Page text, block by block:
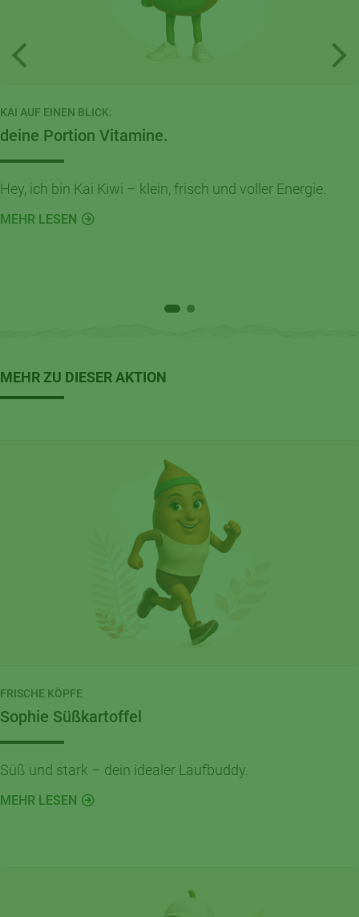
KAI AUF EINEN BLICK:
deine Portion Vitamine.
Hey, ich bin Kai Kiwi – klein, frisch und voller Energie.
MEHR LESEN
MEHR ZU DIESER AKTION
FRISCHE KÖPFE
Sophie Süßkartoffel
Süß und stark – dein idealer Laufbuddy.
MEHR LESEN